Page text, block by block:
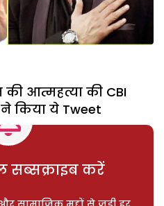
आत्महत्या की CBI
किया ये Tweet
सब्सक्राइब करें